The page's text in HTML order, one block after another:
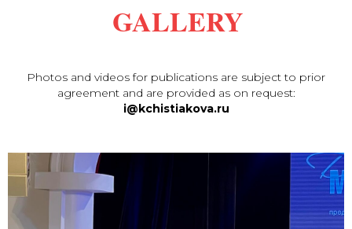
GALLERY
Photos and videos for publications are subject to prior
agreement and are provided as on request:
i@kchistiakova.ru